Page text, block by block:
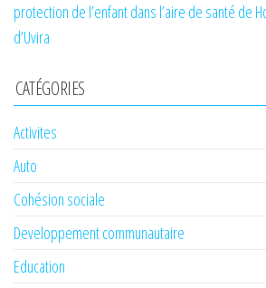
protection de l’enfant dans l’aire de santé de
d’Uvira
CATÉGORIES
Activites
Auto
Cohésion sociale
Developpement communautaire
Education